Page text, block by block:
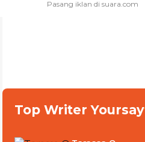
Top Writer Yoursay